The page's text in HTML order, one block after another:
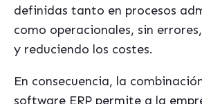
definidas tanto en procesos
como operacionales, sin
y reduciendo los costes.
En consecuencia, la
software ERP permite a la